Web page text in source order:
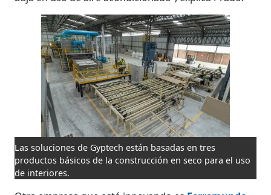
Las soluciones de Gyptech están basadas en tres
productos básicos de la construcción en seco para el uso
de interiores.